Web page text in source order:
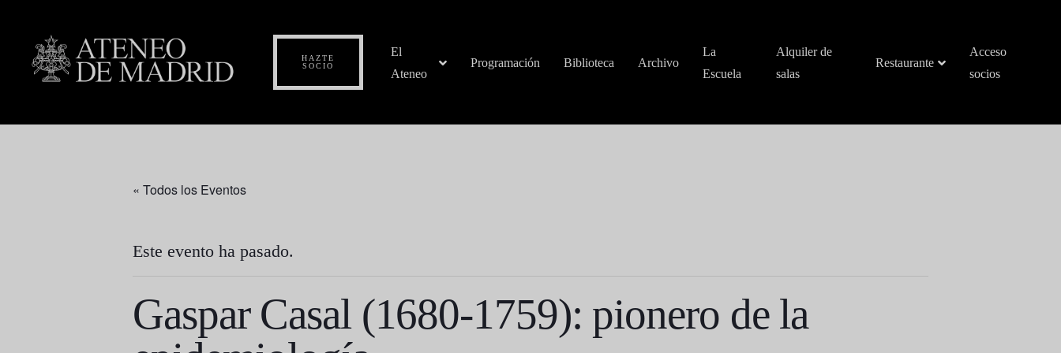
HAZTE
SOCIO
El
Ateneo
Programación Biblioteca Archivo
La
Escuela
Alquiler de
salas
Restaurante
Acceso
socios
« Todos los Eventos
Este evento ha pasado.
Gaspar Casal (1680-1759): pionero de la